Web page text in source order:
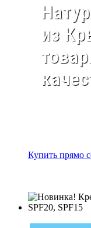
из
Купить прямо